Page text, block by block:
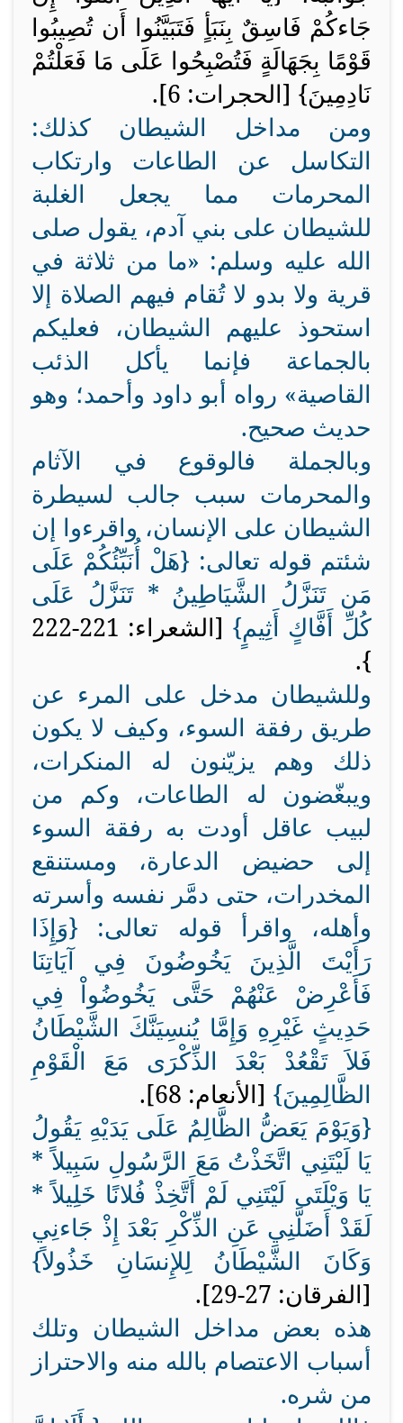
جَاءكُمْ فَاسِقٌ بِنَبَأٍ فَتَبَيَّنُوا أَن تُصِيبُوا
قَوْمًا بِجَهَالَةٍ فَتُصْبِحُوا عَلَى مَا فَعَلْتُمْ
نَادِمِينَ} [الحجرات: 6].
ومن مداخل الشيطان كذلك:
التكاسل عن الطاعات وارتكاب
المحرمات مما يجعل الغلبة
للشيطان على بني آدم، يقول صلى
الله عليه وسلم: «ما من ثلاثة في
قرية ولا بدو لا تُقام فيهم الصلاة إلا
استحوذ عليهم الشيطان، فعليكم
بالجماعة فإنما يأكل الذئب
القاصية» رواه أبو داود وأحمد؛ وهو
حديث صحيح.
وبالجملة فالوقوع في الآثام
والمحرمات سبب جالب لسيطرة
الشيطان على الإنسان، واقرءوا إن
شئتم قوله تعالى: {هَلْ أُنَبِّئُكُمْ عَلَى
مَن تَنَزَّلُ الشَّيَاطِينُ * تَنَزَّلُ عَلَى
كُلِّ أَفَّاكٍ أَثِيمٍ} [الشعراء: 221-222
}
.
وللشيطان مدخل على المرء عن
طريق رفقة السوء، وكيف لا يكون
ذلك وهم يزيّنون له المنكرات،
ويبغّضون له الطاعات، وكم من
لبيب عاقل أودت به رفقة السوء
إلى حضيض الدعارة، ومستنقع
المخدرات، حتى دمَّر نفسه وأسرته
وأهله، واقرأ قوله تعالى: {وَإِذَا
رَأَيْتَ الَّذِينَ يَخُوضُونَ فِي آيَاتِنَا
فَأَعْرِضْ عَنْهُمْ حَتَّى يَخُوضُواْ فِي
حَدِيثٍ غَيْرِهِ وَإِمَّا يُنسِيَنَّكَ الشَّيْطَانُ
فَلاَ تَقْعُدْ بَعْدَ الذِّكْرَى مَعَ الْقَوْمِ
الظَّالِمِينَ} [الأنعام: 68].
{وَيَوْمَ يَعَضُّ الظَّالِمُ عَلَى يَدَيْهِ يَقُولُ
يَا لَيْتَنِي اتَّخَذْتُ مَعَ الرَّسُولِ سَبِيلاً *
يَا وَيْلَتَى لَيْتَنِي لَمْ أَتَّخِذْ فُلانًا خَلِيلاً *
لَقَدْ أَضَلَّنِي عَنِ الذِّكْرِ بَعْدَ إِذْ جَاءنِي
وَكَانَ الشَّيْطَانُ لِلإِنسَانِ خَذُولاً}
[الفرقان: 27-29
].
هذه بعض مداخل الشيطان وتلك
أسباب الاعتصام بالله منه والاحتراز
من شره.